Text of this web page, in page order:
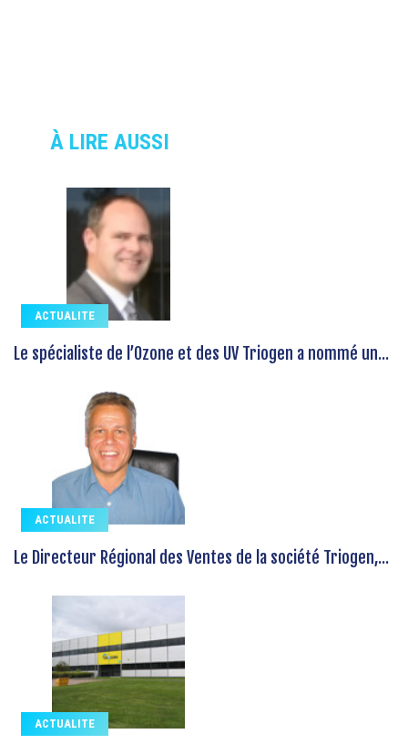
À LIRE AUSSI
ACTUALITE
Le spécialiste de l’Ozone et des UV Triogen a nommé un...
ACTUALITE
Le Directeur Régional des Ventes de la société Triogen,...
ACTUALITE